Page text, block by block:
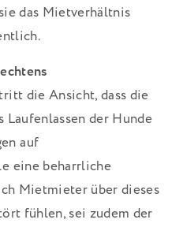
das Mietverhältnis
die Ansicht, dass die
Laufenlassen der Hunde
auf
eine beharrliche
Mietmieter über dieses
fühlen, sei zudem der